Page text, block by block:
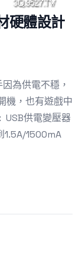
硬體設計
為供電不穩，
機，也有遊戲中
USB供電變壓器
1.5A/1500mA